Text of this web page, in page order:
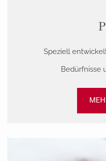
Speziell
Bedürfnisse